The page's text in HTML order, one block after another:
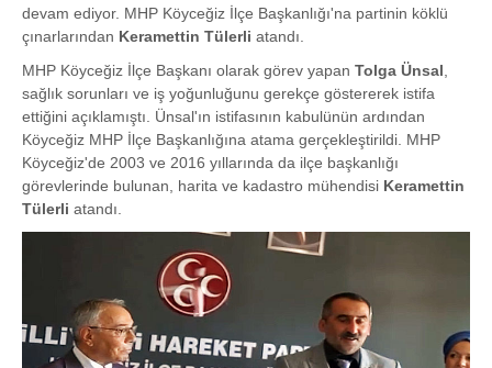
devam ediyor. MHP Köyceğiz İlçe Başkanlığı'na partinin köklü
çınarlarından Keramettin Tülerli atandı.
MHP Köyceğiz İlçe Başkanı olarak görev yapan Tolga Ünsal
sağlık sorunları ve iş yoğunluğunu gerekçe göstererek istifa
ettiğini açıklamıştı. Ünsal'ın istifasının kabulünün ardından
Köyceğiz MHP İlçe Başkanlığına atama gerçekleştirildi. MHP
Köyceğiz'de 2003 ve 2016 yıllarında da ilçe başkanlığı
görevlerinde bulunan, harita ve kadastro mühendisi Keramettin
Tülerli atandı.